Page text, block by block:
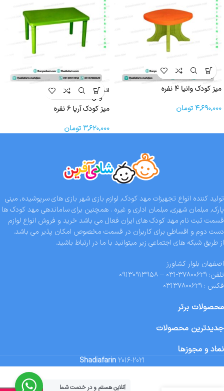
میز کودک وانیا ۴ نفره
۴,۶۹۰,۰۰۰ تومان
اتمام موج
ودی
میز کودک آریا ۶ نفره
۳,۶۲۰,۰۰۰ تومان
تولید کننده انواع تجهیزات مهد کودک, لوازم بازی شهر بازی های سرپوشیده, مینی
پارک, مبلمان شهری, مبلمان اداری و غیره . همچنین برای ساماندهی مهد کودک ها
قسمت ثبت نام مهد کودک های ایران فعال می باشد خرید و فروش انواع لوازم
دست دوم و اقساطی برای کاربران در قسمت مخصوص امکان پذیر می باشد.
از طریق شبکه های اجتماعی زیر میتوانید با ما در ارتباط باشید.
اصفهان بلوار کشاورز
تلفن: ۳۷۸۰۰۶۲۹-۰۳۱ – ۰۹۱۳۰۹۱۳۹۵۸
فکس : ۰۳۱۳۷۸۰۰۶۲۹
محصولات برتر
جدیدترین محصولات
نماد و مجوزها
Shadiafarin 2016-2021
آنلاین هستم و در خدمت شما